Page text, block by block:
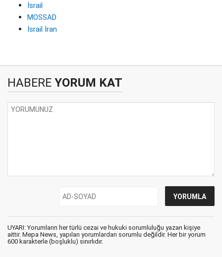
İsrail
MOSSAD
İsrail İran
HABERE YORUM KAT
UYARI: Yorumların her türlü cezai ve hukuki sorumluluğu yazan kişiye
aittir. Mepa News, yapılan yorumlardan sorumlu değildir. Her bir yorum
600 karakterle (boşluklu) sınırlıdır.